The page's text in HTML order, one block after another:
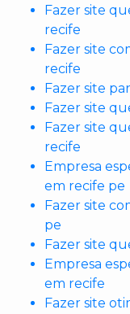
Fazer site
recife
Fazer site
recife
Fazer site
Fazer site
Fazer site
recife
Empresa
em recife pe
Fazer site
pe
Fazer site
Empresa
em recife
Fazer site